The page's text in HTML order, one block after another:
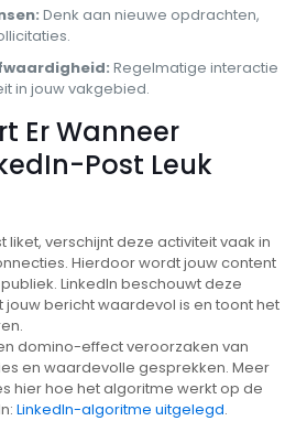
Denk aan nieuwe opdrachten,
Regelmatige interactie
in jouw vakgebied.
Er Wanneer
Post Leuk
verschijnt deze activiteit vaak in
Hierdoor wordt jouw content
LinkedIn beschouwt deze
bericht waardevol is en toont het
domino-effect veroorzaken van
en waardevolle gesprekken. Meer
hier hoe het algoritme werkt op de
LinkedIn-algoritme uitgelegd.